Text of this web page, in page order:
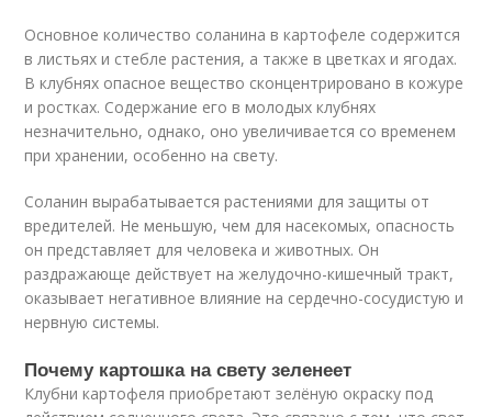
Основное количество соланина в картофеле содержится
в листьях и стебле растения, а также в цветках и ягодах.
В клубнях опасное вещество сконцентрировано в кожуре
и ростках. Содержание его в молодых клубнях
незначительно, однако, оно увеличивается со временем
при хранении, особенно на свету.
Соланин вырабатывается растениями для защиты от
вредителей. Не меньшую, чем для насекомых, опасность
он представляет для человека и животных. Он
раздражающе действует на желудочно-кишечный тракт,
оказывает негативное влияние на сердечно-сосудистую и
нервную системы.
Почему картошка на свету зеленеет
Клубни картофеля приобретают зелёную окраску под